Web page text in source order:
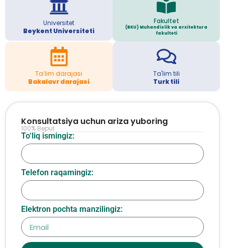
Universitet
Beykent Universiteti
Fakultet
(BKU) Muhandislik va arxitektura
fakulteti
Ta’lim darajasi
Bakalavr darajasi
Ta'lim tili
Turk tili
To‘liq ismingiz:
Telefon raqamingiz:
Elektron pochta manzilingiz:
Konsultatsiya uchun ariza yuboring
100% Bepul